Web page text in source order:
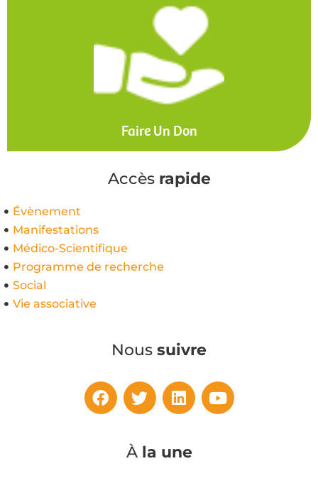
Faire Un Don
Accès rapide
Évènement
Manifestations
Médico-Scientifique
Programme de recherche
Social
Vie associative
Nous suivre
À la une